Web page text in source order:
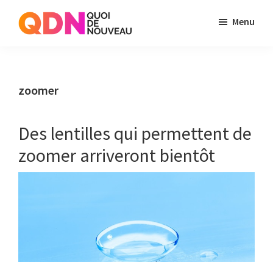
site
Menu
zoomer
Des lentilles qui permettent de
zoomer arriveront bientôt